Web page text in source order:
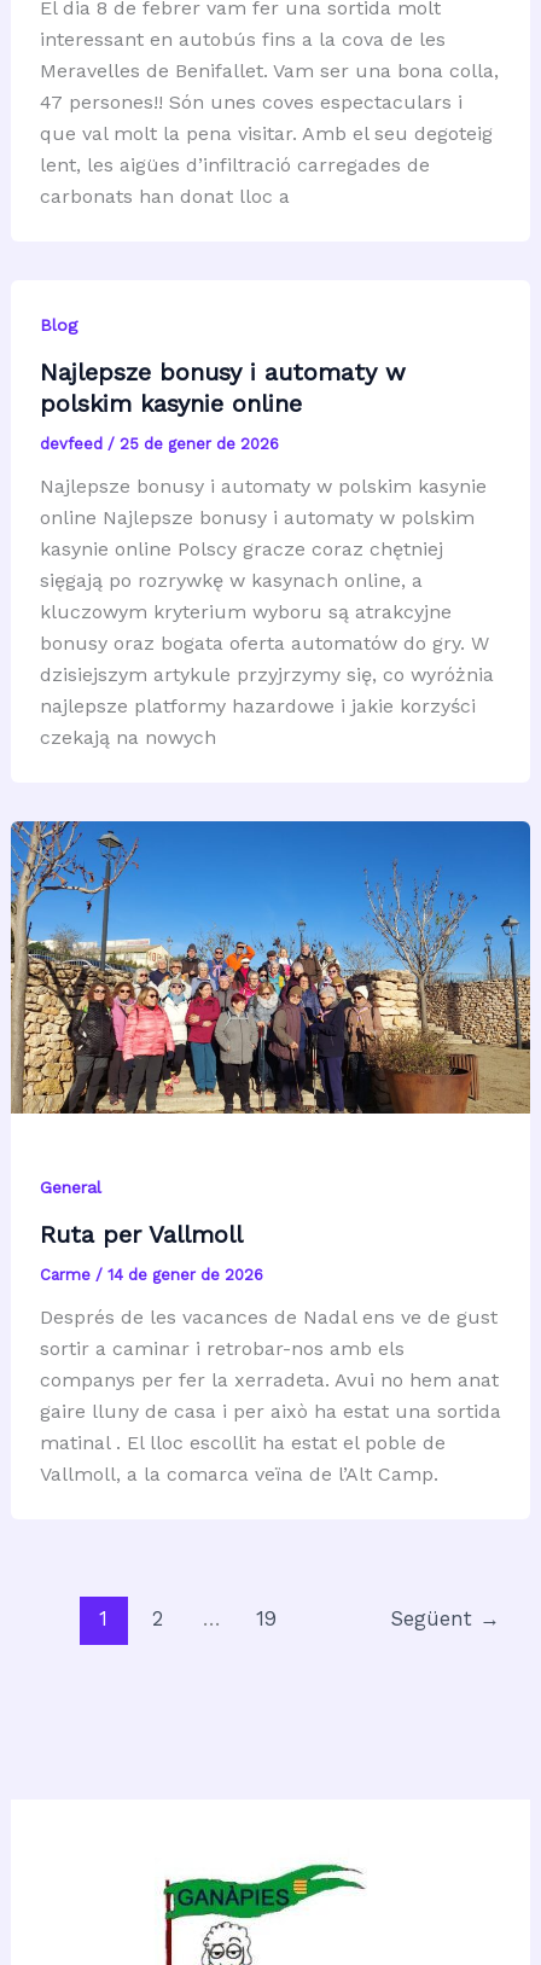
El dia 8 de febrer vam fer una sortida molt
interessant en autobús fins a la cova de les
Meravelles de Benifallet. Vam ser una bona colla,
47 persones!! Són unes coves espectaculars i
que val molt la pena visitar. Amb el seu degoteig
lent, les aigües d’infiltració carregades de
carbonats han donat lloc a
Blog
Najlepsze bonusy i automaty w
polskim kasynie online
devfeed / 25 de gener de 2026
Najlepsze bonusy i automaty w polskim kasynie
online Najlepsze bonusy i automaty w polskim
kasynie online Polscy gracze coraz chętniej
sięgają po rozrywkę w kasynach online, a
kluczowym kryterium wyboru są atrakcyjne
bonusy oraz bogata oferta automatów do gry. W
dzisiejszym artykule przyjrzymy się, co wyróżnia
najlepsze platformy hazardowe i jakie korzyści
czekają na nowych
General
Ruta per Vallmoll
Carme / 14 de gener de 2026
Després de les vacances de Nadal ens ve de gust
sortir a caminar i retrobar-nos amb els
companys per fer la xerradeta. Avui no hem anat
gaire lluny de casa i per això ha estat una sortida
matinal . El lloc escollit ha estat el poble de
Vallmoll, a la comarca veïna de l’Alt Camp.
1 2 … 19 Següent →